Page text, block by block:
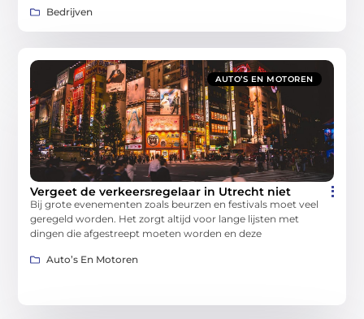
Bedrijven
AUTO’S EN MOTOREN
Vergeet de verkeersregelaar in Utrecht niet
Bij grote evenementen zoals beurzen en festivals moet veel
geregeld worden. Het zorgt altijd voor lange lijsten met
dingen die afgestreept moeten worden en deze
Auto’s En Motoren